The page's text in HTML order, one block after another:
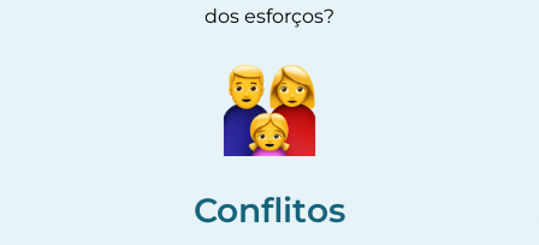
dos esforços?
Conflitos